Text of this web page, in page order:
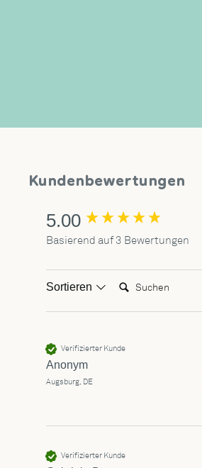
Kundenbewertungen
5.00
Basierend auf 3 Bewertungen
Sortieren Suchen:
Verifizierter Kunde
Anonym
Augsburg, DE
Verifizierter Kunde
New content loaded